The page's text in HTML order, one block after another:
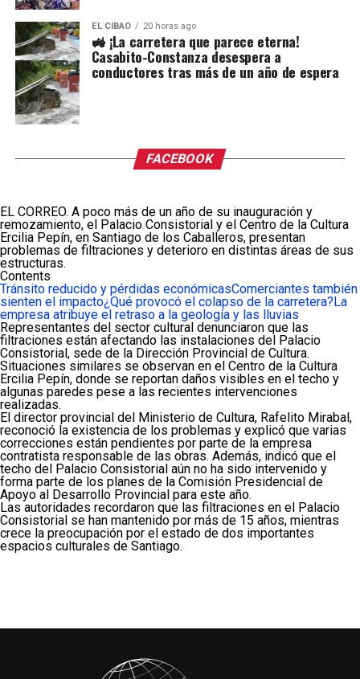
EL CIBAO 20 horas ago
🚜 ¡La carretera que parece eterna!
Casabito-Constanza desespera a
conductores tras más de un año de espera
FACEBOOK
EL CORREO. A poco más de un año de su inauguración y
remozamiento, el Palacio Consistorial y el Centro de la Cultura
Ercilia Pepín, en Santiago de los Caballeros, presentan
problemas de filtraciones y deterioro en distintas áreas de sus
estructuras.
Contents
Tránsito reducido y pérdidas económicasComerciantes también
sienten el impacto¿Qué provocó el colapso de la carretera?La
empresa atribuye el retraso a la geología y las lluvias
Representantes del sector cultural denunciaron que las
filtraciones están afectando las instalaciones del Palacio
Consistorial, sede de la Dirección Provincial de Cultura.
Situaciones similares se observan en el Centro de la Cultura
Ercilia Pepín, donde se reportan daños visibles en el techo y
algunas paredes pese a las recientes intervenciones
realizadas.
El director provincial del Ministerio de Cultura, Rafelito Mirabal,
reconoció la existencia de los problemas y explicó que varias
correcciones están pendientes por parte de la empresa
contratista responsable de las obras. Además, indicó que el
techo del Palacio Consistorial aún no ha sido intervenido y
forma parte de los planes de la Comisión Presidencial de
Apoyo al Desarrollo Provincial para este año.
Las autoridades recordaron que las filtraciones en el Palacio
Consistorial se han mantenido por más de 15 años, mientras
crece la preocupación por el estado de dos importantes
espacios culturales de Santiago.